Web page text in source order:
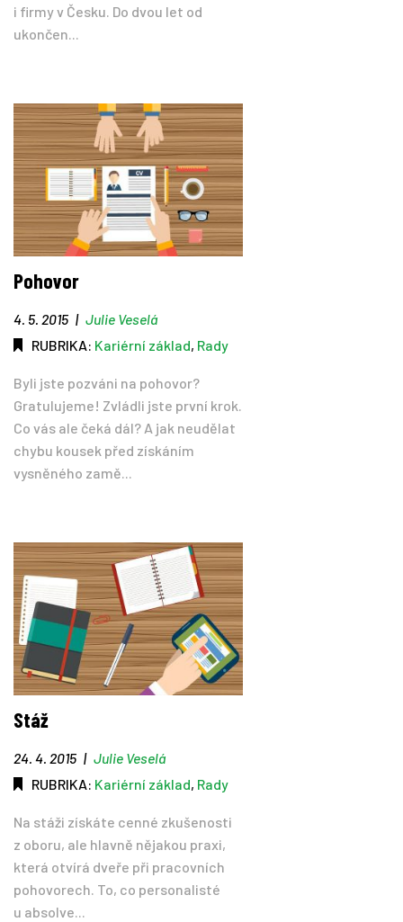
i firmy v Česku. Do dvou let od
ukončen...
Pohovor
4. 5. 2015 | Julie Veselá
RUBRIKA: Kariérní základ, Rady
Byli jste pozváni na pohovor?
Gratulujeme! Zvládli jste první krok.
Co vás ale čeká dál? A jak neudělat
chybu kousek před získáním
vysněného zamě...
Stáž
24. 4. 2015 | Julie Veselá
RUBRIKA: Kariérní základ, Rady
Na stáži získáte cenné zkušenosti
z oboru, ale hlavně nějakou praxi,
která otvírá dveře při pracovních
pohovorech. To, co personalisté
u absolve...